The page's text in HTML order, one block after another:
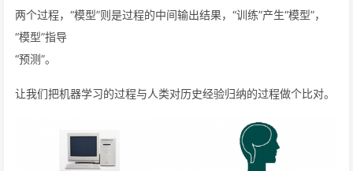
两个过程，“模型”则是过程的中间输出结果，“训练”产生“模型”，
“模型”指导
“预测”。
让我们把机器学习的过程与人类对历史经验归纳的过程做个比对。